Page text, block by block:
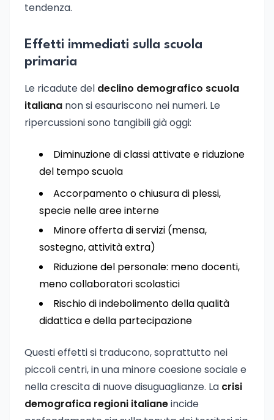
tendenza.
Effetti immediati sulla scuola
primaria
Le ricadute del declino demografico scuola
italiana non si esauriscono nei numeri. Le
ripercussioni sono tangibili già oggi:
Diminuzione di classi attivate e riduzione
del tempo scuola
Accorpamento o chiusura di plessi,
specie nelle aree interne
Minore offerta di servizi (mensa,
sostegno, attività extra)
Riduzione del personale: meno docenti,
meno collaboratori scolastici
Rischio di indebolimento della qualità
didattica e della partecipazione
Questi effetti si traducono, soprattutto nei
piccoli centri, in una minore coesione sociale e
nella crescita di nuove disuguaglianze. La crisi
demografica regioni italianeincide